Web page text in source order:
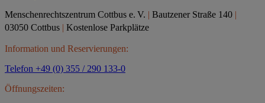
Menschenrechtszentrum Cottbus e. V. | Bautzener Straße 140 |
03050 Cottbus | Kostenlose Parkplätze
Information und Reservierungen:
Telefon +49 (0) 355 / 290 133-0
Öffnungszeiten: